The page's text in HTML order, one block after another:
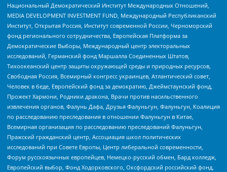
Национальный Демократический Институт Международных Отношений,
MEDIA DEVELOPMENT INVESTMENT FUND, Международный Республиканский
Институт, Открытая Россия, Институт современной России, Черноморский
фонд регионального сотрудничества, Европейская Платформа за
Демократические Выборы, Международный центр электоральных
исследований, Германский фонд Маршалла Соединенных Штатов,
Тихоокеанский центр защиты окружающей среды и природных ресурсов,
Свободная Россия, Всемирный конгресс украинцев, Атлантический совет,
Человек в беде, Европейский фонд за демократию, Джеймстаунский фонд,
Прожект Хармони, Родники дракона, Врачи против насильственного
извлечения органов, Фалунь Дафа, Друзья Фалуньгун, Фалуньгун, Коалиция
по расследованию преследования в отношении Фалуньгун в Китае,
Всемирная организация по расследованию преследований Фалуньгун,
Пражский гражданский центр, Ассоциация школ политических
исследований при Совете Европы, Центр либеральной современности,
Форум русскоязычных европейцев, Немецко-русский обмен, Бард колледж,
Европейский выбор, Фонд Ходорковского, Оксфордский российский фонд,